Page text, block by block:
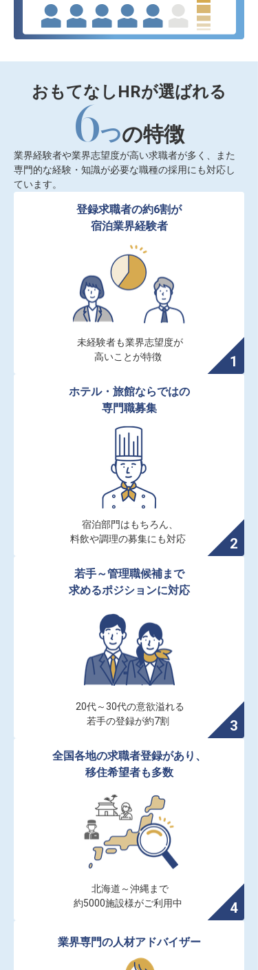
おもてなしHRが選ばれる
6つの特徴
業界経験者や業界志望度が高い求職者が多く、また
専門的な経験・知識が必要な職種の採用にも対応し
ています。
登録求職者の約6割が
宿泊業界経験者
未経験者も業界志望度が
高いことが特徴
ホテル・旅館ならではの
専門職募集
宿泊部門はもちろん、
料飲や調理の募集にも対応
若手～管理職候補まで
求めるポジションに対応
20代～30代の意欲溢れる
若手の登録が約7割
全国各地の求職者登録があり、
移住希望者も多数
北海道～沖縄まで
約5000施設様がご利用中
業界専門の人材アドバイザー